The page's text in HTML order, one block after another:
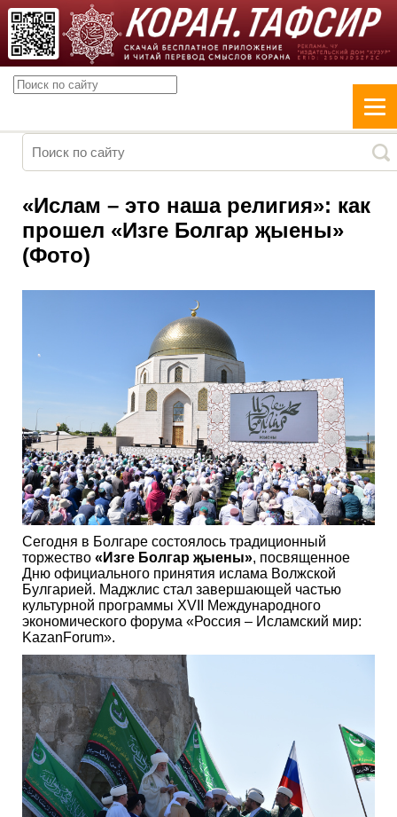
«Ислам – это наша религия»: как
прошел «Изге Болгар җыены»
(Фото)
Сегодня в Болгаре состоялось традиционный
торжество «Изге Болгар җыены», посвященное
Дню официального принятия ислама Волжской
Булгарией. Маджлис стал завершающей частью
культурной программы XVII Международного
экономического форума «Россия – Исламский мир:
KazanForum».